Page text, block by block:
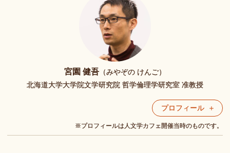
宮園 健吾 （みやぞの けんご）
北海道大学大学院文学研究院 哲学倫理学研究室 准教授
プロフィール
※プロフィールは人文学カフェ開催当時のものです。